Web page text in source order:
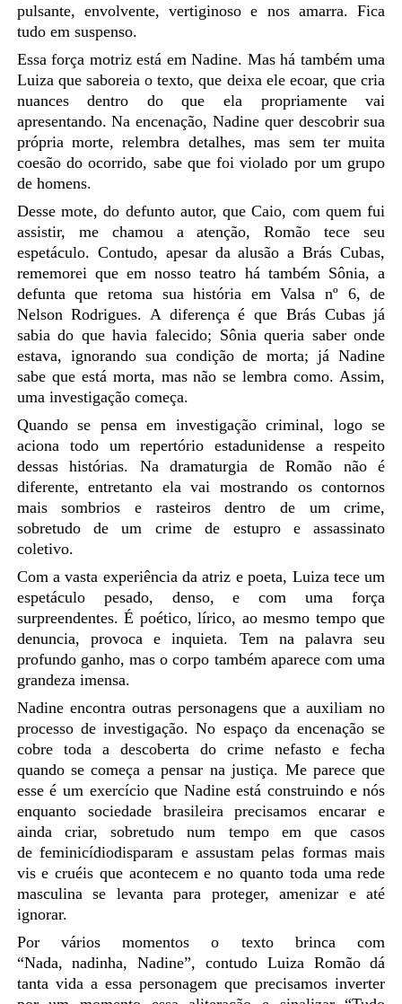
pulsante, envolvente, vertiginoso e nos amarra. Fica
tudo em suspenso.
Essa força motriz está em Nadine. Mas há também uma
Luiza que saboreia o texto, que deixa ele ecoar, que cria
nuances dentro do que ela propriamente vai
apresentando. Na encenação, Nadine quer descobrir sua
própria morte, relembra detalhes, mas sem ter muita
coesão do ocorrido, sabe que foi violado por um grupo
de homens.
Desse mote, do defunto autor, que Caio, com quem fui
assistir, me
chamou a atenção, Romão tece seu
espetáculo. Contudo, apesar da alusão a Brás Cubas,
rememorei que em nosso teatro há também Sônia, a
defunta que retoma sua história em Valsa nº 6, de
Nelson Rodrigues. A diferença é que Brás Cubas já
sabia do que havia falecido; Sônia queria saber onde
estava, ignorando sua condição de morta; já Nadine
sabe que está morta, mas não se lembra como. Assim,
uma investigação começa.
Quando se pensa em investigação criminal, logo se
aciona todo um repertório estadunidense a respeito
dessas histórias. Na dramaturgia de Romão não é
diferente, entretanto ela vai mostrando os contornos
mais sombrios e rasteiros dentro de um crime,
sobretudo de um crime de estupro e assassinato
coletivo.
Com a vasta experiência da atriz e poeta, Luiza tece um
espetáculo pesado, denso, e com uma força
surpreendentes. É poético, lírico, ao mesmo tempo que
denuncia, provoca e inquieta. Tem na palavra seu
profundo ganho, mas o corpo também aparece com uma
grandeza imensa.
Nadine encontra outras personagens que a auxiliam no
processo de investigação. No espaço da encenação se
cobre toda a descoberta do crime nefasto e fecha
quando se começa a pensar na justiça. Me parece que
esse é um exercício que Nadine está construindo e nós
enquanto sociedade brasileira precisamos encarar e
ainda criar, sobretudo num tempo em que casos
de feminicídiodisparam e assustam pelas formas mais
vis e cruéis que acontecem e no quanto toda uma rede
masculina se levanta para proteger, amenizar e até
ignorar.
Por vários momentos o texto brinca com
“Nada,
nadinha, Nadine”,
contudo Luiza Romão dá
tanta vida a essa personagem que precisamos inverter